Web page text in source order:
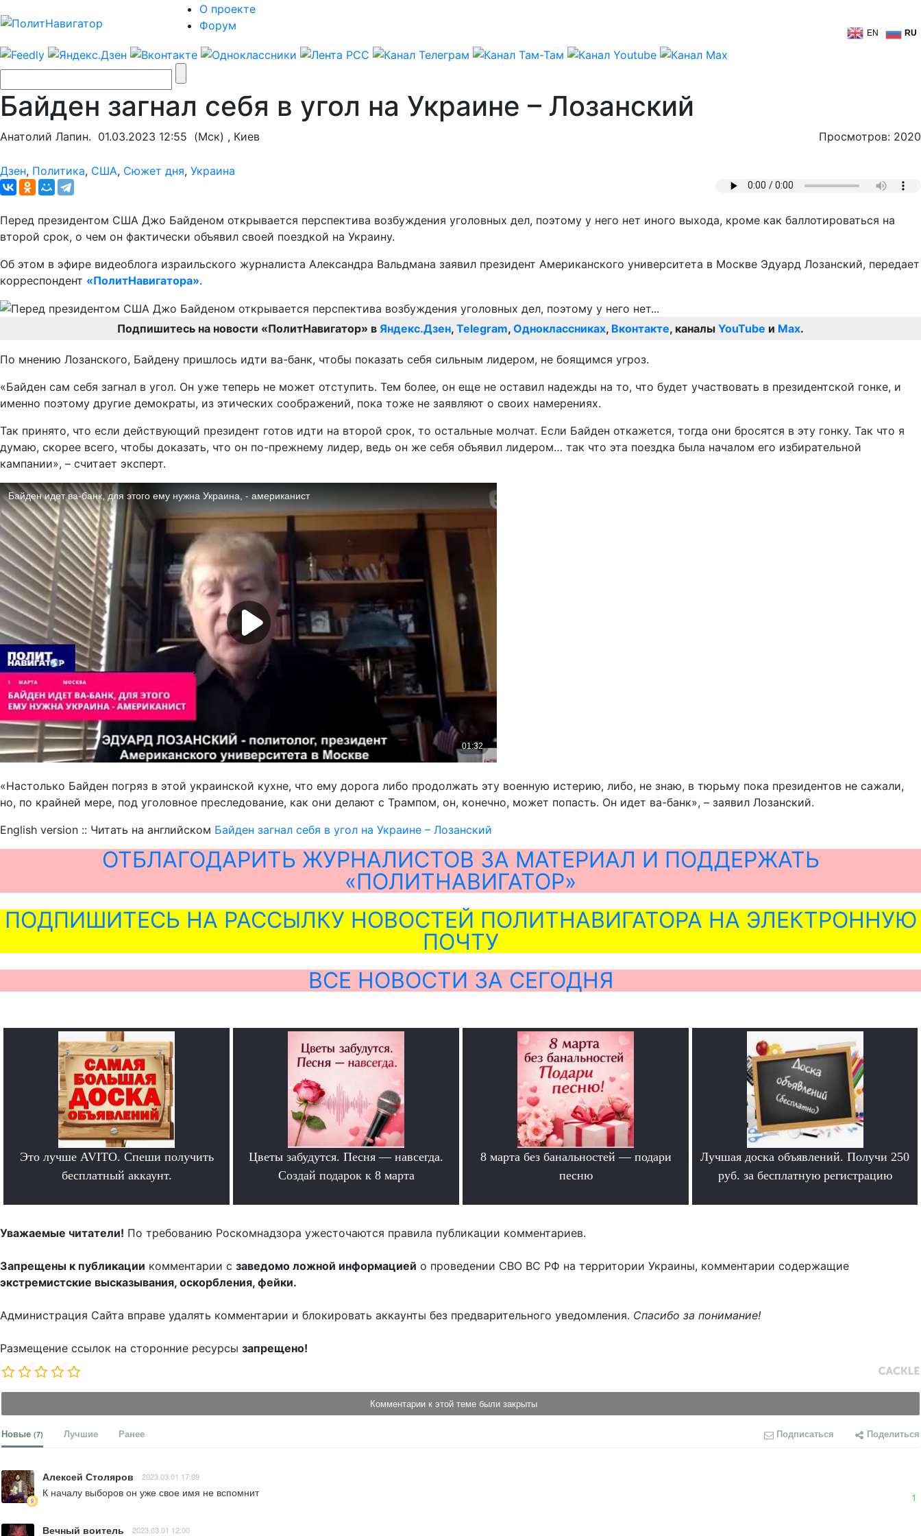
О проекте
Форум
EN RU
Байден загнал себя в угол на Украине – Лозанский
Анатолий Лапин. 01.03.2023 12:55 (Мск) , Киев Просмотров: 2020
Дзен, Политика, США, Сюжет дня, Украина
Перед президентом США Джо Байденом открывается перспектива возбуждения уголовных дел, поэтому у него нет иного выхода, кроме как баллотироваться на
второй срок, о чем он фактически объявил своей поездкой на Украину.
Об этом в эфире видеоблога израильского журналиста Александра Вальдмана заявил президент Американского университета в Москве Эдуард Лозанский, передает
корреспондент «ПолитНавигатора».
Подпишитесь на новости «ПолитНавигатор» в Яндекс.Дзен, Telegram, Одноклассниках, Вконтакте, каналы YouTube и Max.
По мнению Лозанского, Байдену пришлось идти ва-банк, чтобы показать себя сильным лидером, не боящимся угроз.
«Байден сам себя загнал в угол. Он уже теперь не может отступить. Тем более, он еще не оставил надежды на то, что будет участвовать в президентской гонке, и
именно поэтому другие демократы, из этических соображений, пока тоже не заявляют о своих намерениях.
Так принято, что если действующий президент готов идти на второй срок, то остальные молчат. Если Байден откажется, тогда они бросятся в эту гонку. Так что я
думаю, скорее всего, чтобы доказать, что он по-прежнему лидер, ведь он же себя объявил лидером… так что эта поездка была началом его избирательной
кампании», – считает эксперт.
«Настолько Байден погряз в этой украинской кухне, что ему дорога либо продолжать эту военную истерию, либо, не знаю, в тюрьму пока президентов не сажали,
но, по крайней мере, под уголовное преследование, как они делают с Трампом, он, конечно, может попасть. Он идет ва-банк», – заявил Лозанский.
English version :: Читать на английском Байден загнал себя в угол на Украине – Лозанский
ОТБЛАГОДАРИТЬ ЖУРНАЛИСТОВ ЗА МАТЕРИАЛ И ПОДДЕРЖАТЬ
«ПОЛИТНАВИГАТОР»
ПОДПИШИТЕСЬ НА РАССЫЛКУ НОВОСТЕЙ ПОЛИТНАВИГАТОРА НА ЭЛЕКТРОННУЮ
ПОЧТУ
ВСЕ НОВОСТИ ЗА СЕГОДНЯ
Это лучше AVITO. Спеши получить
бесплатный аккаунт.
Цветы забудутся. Песня — навсегда.
Создай подарок к 8 марта
8 марта без банальностей — подари
песню
Лучшая доска объявлений. Получи 250
руб. за бесплатную регистрацию
Уважаемые читатели! По требованию Роскомнадзора ужесточаются правила публикации комментариев.
Запрещены к публикации комментарии с заведомо ложной информацией о проведении СВО ВС РФ на территории Украины, комментарии содержащие
экстремистские высказывания, оскорбления, фейки.
Администрация Сайта вправе удалять комментарии и блокировать аккаунты без предварительного уведомления. Спасибо за понимание!
Размещение ссылок на сторонние ресурсы запрещено!
Комментарии к этой теме были закрыты
Новые (7) Лучшие Ранее Подписаться Поделиться
Алексей Столяров 2023.03.01 17:09
К началу выборов он уже свое имя не вспомнит 1
Вечный воитель 2023.03.01 12:00